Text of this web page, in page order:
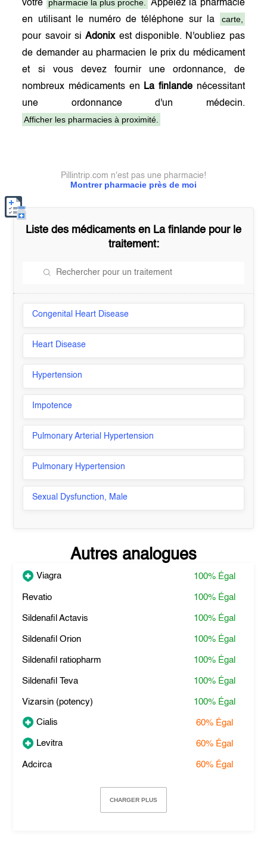
votre pharmacie la plus proche.
Appelez la pharmacie
en utilisant le numéro de téléphone sur la
carte,
pour savoir siAdonixest disponible. N'oubliez pas
de demander au pharmacien le prix du médicament
et si vous devez fournir une ordonnance, de
nombreux médicaments en
La finlandenécessitant
une ordonnance d'un médecin.
Afficher les pharmacies à proximité.
Montrer pharmacie près de moi
Pillintrip.com n'est pas une pharmacie!
Liste des médicaments en La finlande pour le
traitement:
Congenital Heart Disease
Heart Disease
Hypertension
Impotence
Pulmonary Arterial Hypertension
Pulmonary Hypertension
Sexual Dysfunction, Male
Autres analogues
Viagra 100% Égal
Revatio 100% Égal
Sildenafil Actavis 100% Égal
Sildenafil Orion 100% Égal
Sildenafil ratiopharm 100% Égal
Sildenafil Teva 100% Égal
Vizarsin (potency) 100% Égal
Cialis 60% Égal
Levitra 60% Égal
Adcirca 60% Égal
CHARGER PLUS